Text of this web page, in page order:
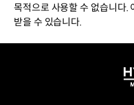
목적으로 사용할 수 없습니다.
받을 수 있습니다.